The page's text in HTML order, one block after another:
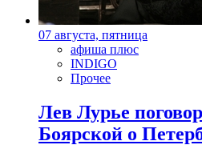
07 августа, пятница
афиша плюс
INDIGO
Прочее
Лев Лурье
Боярской о